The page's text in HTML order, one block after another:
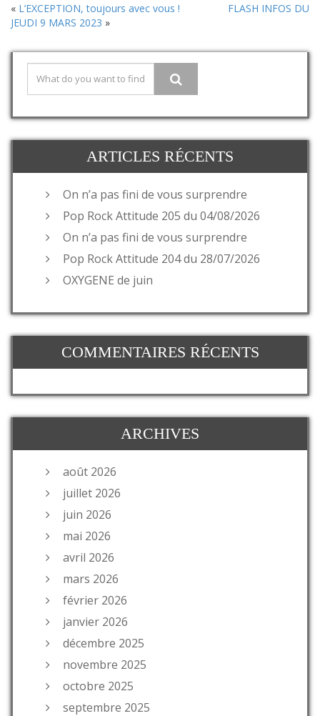
« L’EXCEPTION, toujours avec vous !
FLASH INFOS DU
JEUDI 9 MARS 2023 »
ARTICLES RÉCENTS
On n’a pas fini de vous surprendre
Pop Rock Attitude 205 du 04/08/2026
On n’a pas fini de vous surprendre
Pop Rock Attitude 204 du 28/07/2026
OXYGENE de juin
COMMENTAIRES RÉCENTS
ARCHIVES
août 2026
juillet 2026
juin 2026
mai 2026
avril 2026
mars 2026
février 2026
janvier 2026
décembre 2025
novembre 2025
octobre 2025
septembre 2025